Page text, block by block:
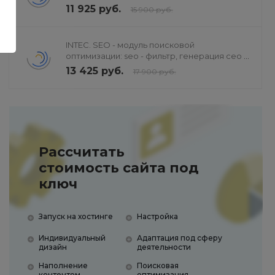
продвижением в поисковиках
11 925 руб. 15 900 руб.
INTEC. SEO - модуль поисковой
оптимизации: seo - фильтр, генерация сео -
текстов, H1, мета-тегов
13 425 руб. 17 900 руб.
Рассчитать
стоимость сайта под
ключ
Запуск на хостинге
Индивидуальный
дизайн
Наполнение
Настройка
Адаптация под сферу
деятельности
Поисковая